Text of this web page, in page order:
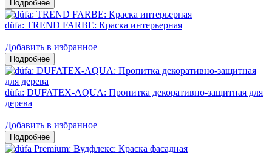
düfa: TREND FARBE: Краска интерьерная
Добавить в избранное
düfa: DUFATEX-AQUA: Пропитка декоративно-защитная для
дерева
Добавить в избранное